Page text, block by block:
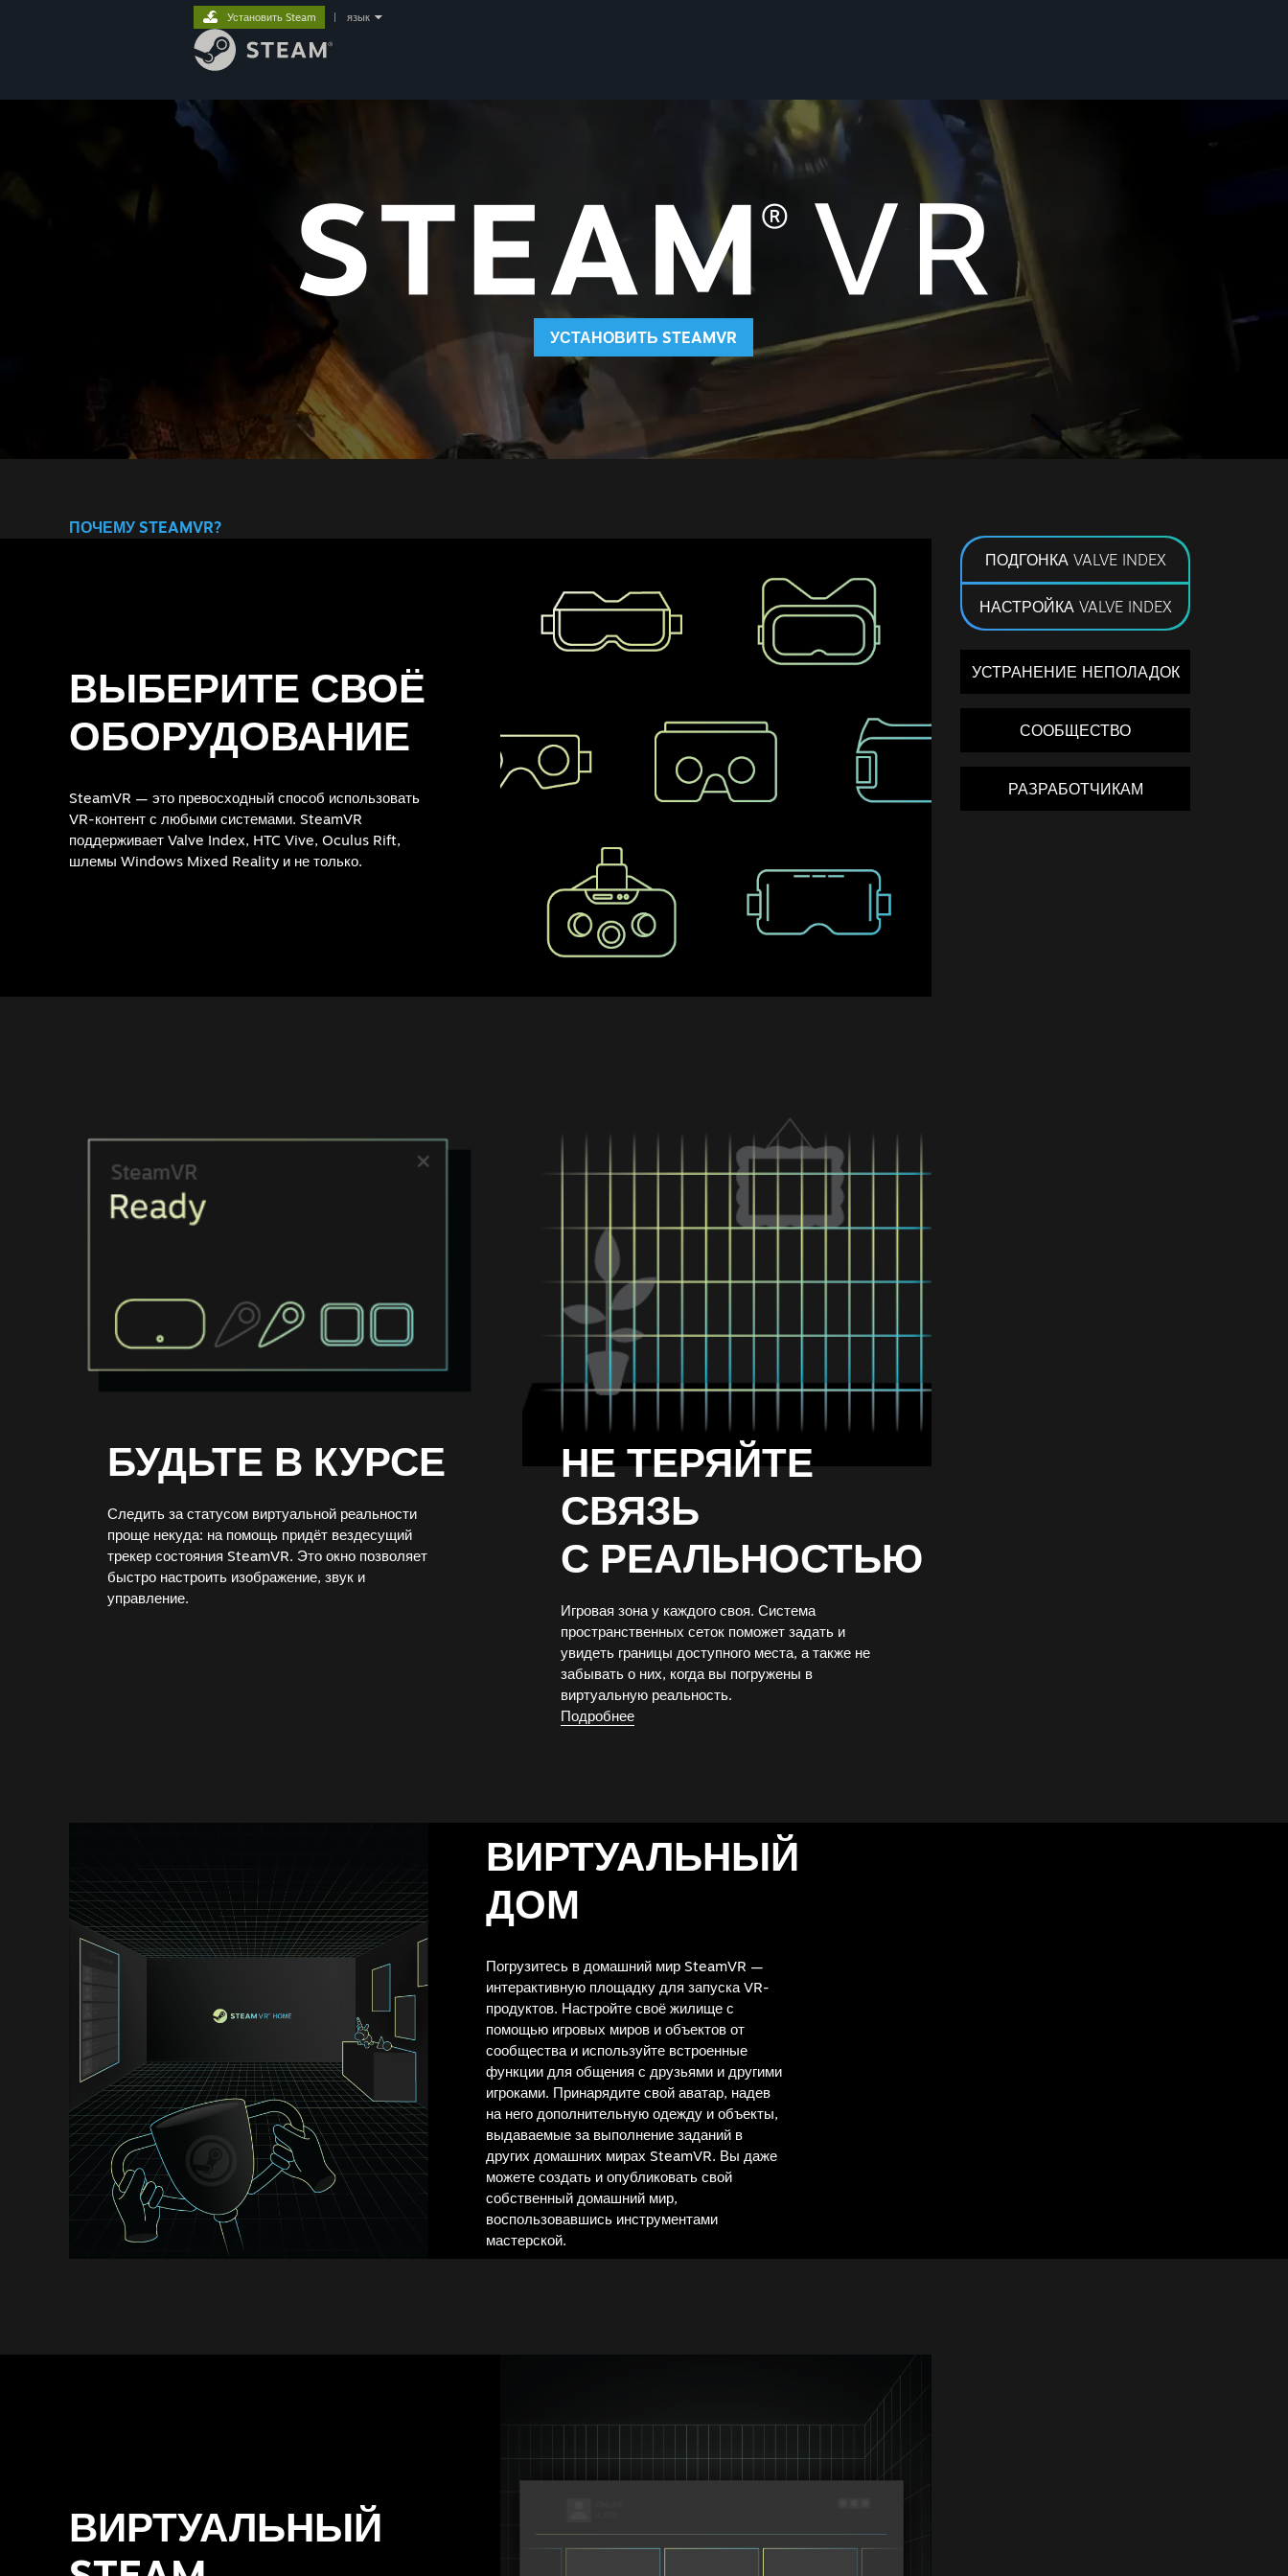
Установить Steam язык
УСТАНОВИТЬ STEAMVR
ПОДГОНКА VALVE INDEX
НАСТРОЙКА VALVE INDEX
УСТРАНЕНИЕ НЕПОЛАДОК
СООБЩЕСТВО
РАЗРАБОТЧИКАМ
ПОЧЕМУ STEAMVR?
ВЫБЕРИТЕ СВОЁ
ОБОРУДОВАНИЕ
SteamVR — это превосходный способ использовать
VR-контент с любыми системами. SteamVR
поддерживает Valve Index, HTC Vive, Oculus Rift,
шлемы Windows Mixed Reality и не только.
БУДЬТЕ В КУРСЕ
Следить за статусом виртуальной реальности
проще некуда: на помощь придёт вездесущий
трекер состояния SteamVR. Это окно позволяет
быстро настроить изображение, звук и
управление.
НЕ ТЕРЯЙТЕ
СВЯЗЬ
С РЕАЛЬНОСТЬЮ
Игровая зона у каждого своя. Система
пространственных сеток поможет задать и
увидеть границы доступного места, а также не
забывать о них, когда вы погружены в
виртуальную реальность.
Подробнее
ВИРТУАЛЬНЫЙ
ДОМ
Погрузитесь в домашний мир SteamVR —
интерактивную площадку для запуска VR-
продуктов. Настройте своё жилище с
помощью игровых миров и объектов от
сообщества и используйте встроенные
функции для общения с друзьями и другими
игроками. Принарядите свой аватар, надев
на него дополнительную одежду и объекты,
выдаваемые за выполнение заданий в
других домашних мирах SteamVR. Вы даже
можете создать и опубликовать свой
собственный домашний мир,
воспользовавшись инструментами
мастерской.
ВИРТУАЛЬНЫЙ